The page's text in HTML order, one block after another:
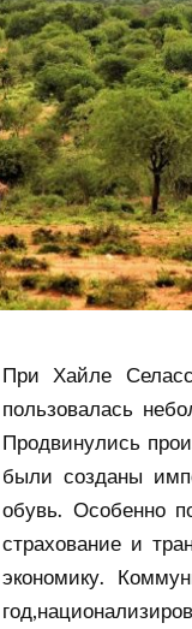
При Хайле
пользовалась
Продвинулись
были созданы
обувь. Особенно
страхование и
экономику.